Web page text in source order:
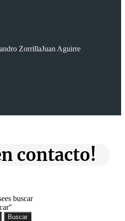
ZorrillaJuan Aguirre
contacto!
buscar
Buscar